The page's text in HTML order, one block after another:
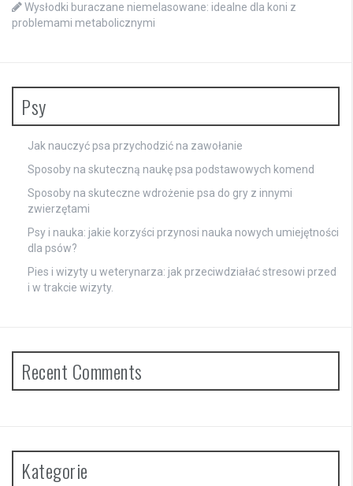
Wysłodki buraczane niemelasowane: idealne dla koni z
problemami metabolicznymi
Psy
Jak nauczyć psa przychodzić na zawołanie
Sposoby na skuteczną naukę psa podstawowych komend
Sposoby na skuteczne wdrożenie psa do gry z innymi
zwierzętami
Psy i nauka: jakie korzyści przynosi nauka nowych umiejętności
dla psów?
Pies i wizyty u weterynarza: jak przeciwdziałać stresowi przed
i w trakcie wizyty.
Recent Comments
Kategorie